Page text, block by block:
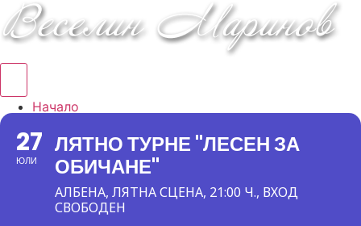
Начало
Концерти
DVD/VHS
Книга
За мен
27
ЮЛИ
ЛЯТНО ТУРНЕ "ЛЕСЕН ЗА
ОБИЧАНЕ"
АЛБЕНА, ЛЯТНА СЦЕНА, 21:00 Ч., ВХОД
СВОБОДЕН